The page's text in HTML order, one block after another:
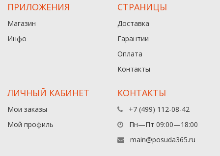
ПРИЛОЖЕНИЯ
Магазин
Инфо
СТРАНИЦЫ
Доставка
Гарантии
Оплата
Контакты
ЛИЧНЫЙ КАБИНЕТ
Мои заказы
Мой профиль
КОНТАКТЫ
+7 (499) 112-08-42
Пн—Пт 09:00—18:00
main@posuda365.ru